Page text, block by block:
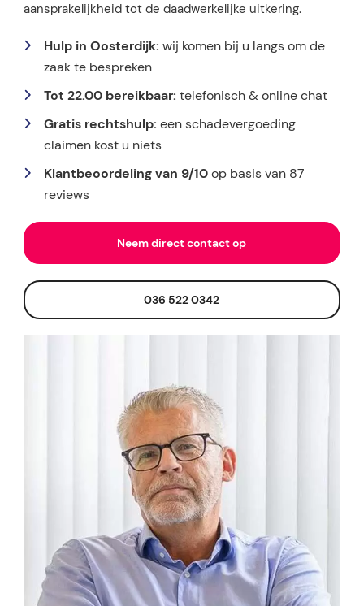
aansprakelijkheid tot de daadwerkelijke uitkering.
Hulp in Oosterdijk: wij komen bij u langs om de
zaak te bespreken
Tot 22.00 bereikbaar: telefonisch & online chat
Gratis rechtshulp: een schadevergoeding
claimen kost u niets
Klantbeoordeling van 9/10op basis van 87
reviews
Neem direct contact op
036 522 0342